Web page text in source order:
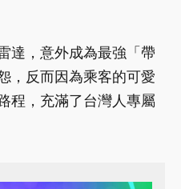
達，意外成為最強「帶
，反而因為乘客的可愛
程，充滿了台灣人專屬